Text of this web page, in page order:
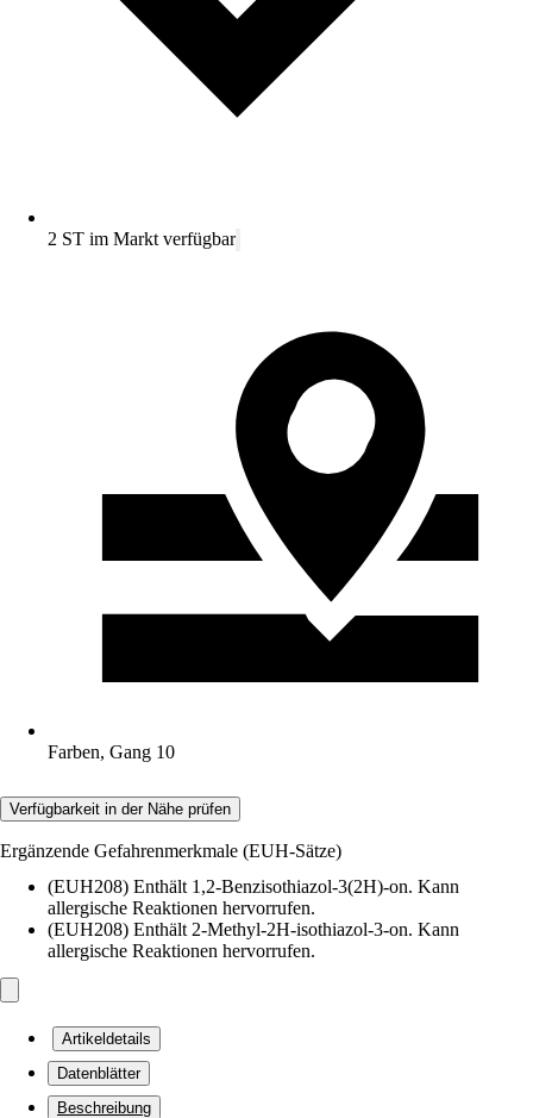
2 ST im Markt verfügbar
Farben, Gang 10
Verfügbarkeit in der Nähe prüfen
Ergänzende Gefahrenmerkmale (EUH-Sätze)
(EUH208) Enthält 1,2-Benzisothiazol-3(2H)-on. Kann
allergische Reaktionen hervorrufen.
(EUH208) Enthält 2-Methyl-2H-isothiazol-3-on. Kann
allergische Reaktionen hervorrufen.
Artikeldetails
Datenblätter
Beschreibung